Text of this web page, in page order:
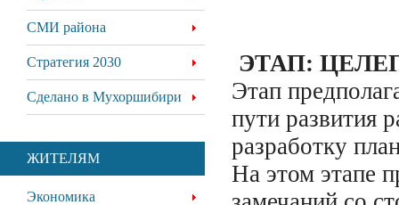
СМИ района
Стратегия 2030
Сделано в Мухоршибири
ЖИТЕЛЯМ
Экономика
ЭТАП:
Этап
пути развития
разработку
На этом этапе